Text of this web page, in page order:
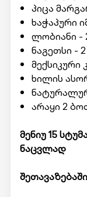
პიცა
ხაჭაპური
ლობიანი -
ნაგეთსი -
ხილის
არაყი 2
მენიუ 15
ნაცვლად